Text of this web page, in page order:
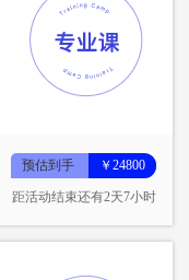
预估到手 ￥24800
距活动结束还有2天7小时